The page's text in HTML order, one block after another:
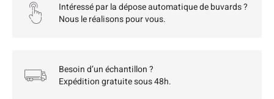
Intéressé par la dépose automatique de buvards ?
Nous le réalisons pour vous.
Besoin d’un échantillon ?
Expédition gratuite sous 48h.